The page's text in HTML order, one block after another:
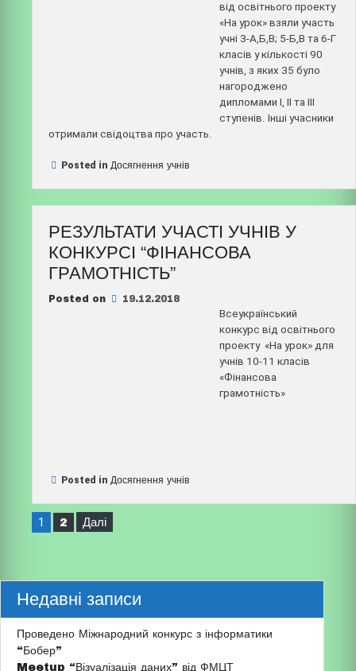
від освітнього проекту
«На урок» взяли участь
учні 3-А,Б,В; 5-Б,В та 6-Г
класів у кількості 90
учнів, з яких 35 було
нагороджено
дипломами І, ІІ та ІІІ
ступенів. Інші учасники
отримали свідоцтва про участь.
Posted in Досягнення учнів
РЕЗУЛЬТАТИ УЧАСТІ УЧНІВ У
КОНКУРСІ “ФІНАНСОВА
ГРАМОТНІСТЬ”
Posted on 19.12.2018
Всеукраїнський
конкурс від освітнього
проекту «На урок» для
учнів 10-11 класів
«Фінансова
грамотність»
Posted in Досягнення учнів
Навігація
записів
1 2 Далі
Недавні записи
Проведено Міжнародний конкурс з інформатики
“Бобер”
Meetup “Візуалізація даних” від ФМЦТ